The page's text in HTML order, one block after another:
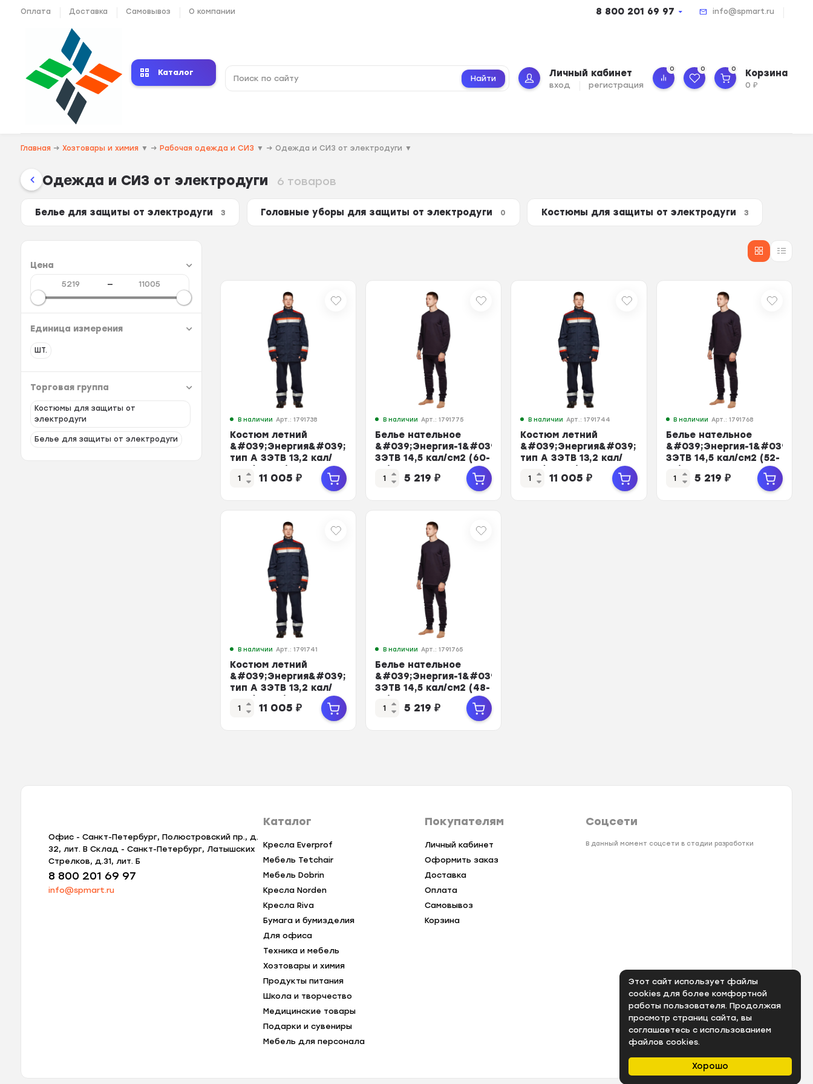
Хорошо
Этот сайт использует файлы
cookies для более комфортной
работы пользователя. Продолжая
просмотр страниц сайта, вы
соглашаетесь с использованием
файлов cookies.
Оплата Доставка Самовывоз О компании 8 800 201 69 97 info@spmart.ru
Каталог
Найти Личный кабинет
вход регистрация
0 0 0 Корзина
0₽
Главная → Хозтовары и химия ▼ → Рабочая одежда и СИЗ ▼ → Одежда и СИЗ от электродуги ▼
Одежда и СИЗ от электродуги 6 товаров
Белье для защиты от электродуги 3 Головные уборы для защиты от электродуги 0 Костюмы для защиты от электродуги 3
Цена
—
Единица измерения
ШТ.
Торговая группа
Костюмы для защиты от
электродуги
Белье для защиты от электродуги
В наличии Арт.: 1791738
Костюм летний
&#039;Энергия&#039;
тип А ЗЭТВ 13,2 кал/
см2 (48-50) 182...
11 005 ₽
В наличии Арт.: 1791775
Белье нательное
&#039;Энергия-1&#039;
ЗЭТВ 14,5 кал/см2 (60-
62) 182-188
5 219 ₽
В наличии Арт.: 1791744
Костюм летний
&#039;Энергия&#039;
тип А ЗЭТВ 13,2 кал/
см2 (60-62) 182...
11 005 ₽
В наличии Арт.: 1791768
Белье нательное
&#039;Энергия-1&#039;
ЗЭТВ 14,5 кал/см2 (52-
54) 182-188
5 219₽
В наличии Арт.: 1791741
Костюм летний
&#039;Энергия&#039;
тип А ЗЭТВ 13,2 кал/
см2 (56-58) 170...
11 005 ₽
В наличии Арт.: 1791765
Белье нательное
&#039;Энергия-1&#039;
ЗЭТВ 14,5 кал/см2 (48-
50) 170-176
5 219 ₽
Офис - Санкт-Петербург, Полюстровский пр., д.
32, лит. В Склад - Санкт-Петербург, Латышских
Стрелков, д.31, лит. Б
8 800 201 69 97
info@spmart.ru
Каталог
Кресла Everprof
Мебель Tetchair
Мебель Dobrin
Кресла Norden
Кресла Riva
Бумага и бумизделия
Для офиса
Техника и мебель
Хозтовары и химия
Продукты питания
Школа и творчество
Медицинские товары
Подарки и сувениры
Мебель для персонала
Покупателям
Личный кабинет
Оформить заказ
Доставка
Оплата
Самовывоз
Корзина
Соцсети
В данный момент соцсети в стадии разработки